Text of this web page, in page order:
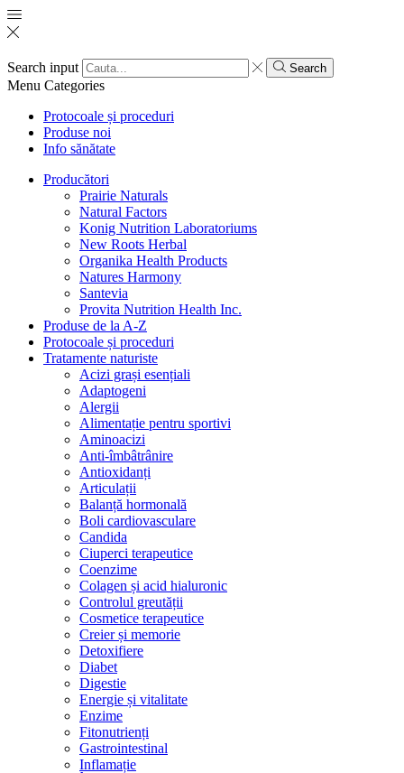
Search input Search
Menu Categories
Protocoale și proceduri
Produse noi
Info sănătate
Producători
Prairie Naturals
Natural Factors
Konig Nutrition Laboratoriums
New Roots Herbal
Organika Health Products
Natures Harmony
Santevia
Provita Nutrition Health Inc.
Produse de la A-Z
Protocoale și proceduri
Tratamente naturiste
Acizi grași esențiali
Adaptogeni
Alergii
Alimentație pentru sportivi
Aminoacizi
Anti-îmbâtrânire
Antioxidanți
Articulații
Balanță hormonală
Boli cardiovasculare
Candida
Ciuperci terapeutice
Coenzime
Colagen și acid hialuronic
Controlul greutății
Cosmetice terapeutice
Creier și memorie
Detoxifiere
Diabet
Digestie
Energie și vitalitate
Enzime
Fitonutrienți
Gastrointestinal
Inflamație